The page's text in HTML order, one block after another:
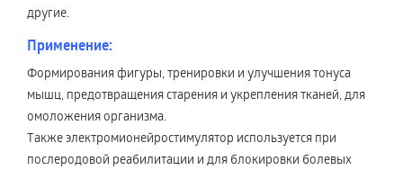
другие.
Применение:
Формирования фигуры, тренировки и улучшения тонуса
мышц, предотвращения старения и укрепления тканей, для
омоложения организма.
Также электромионейростимулятор используется при
послеродовой реабилитации и для блокировки болевых